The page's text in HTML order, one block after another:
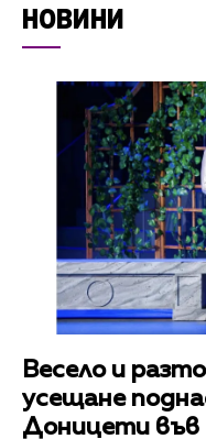
НОВИНИ
Весело и
усещане
Доницети във